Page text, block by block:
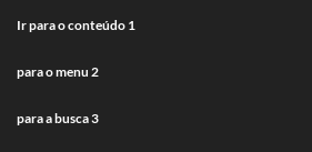
Ir para o conteúdo 1
para o menu 2
para a busca3